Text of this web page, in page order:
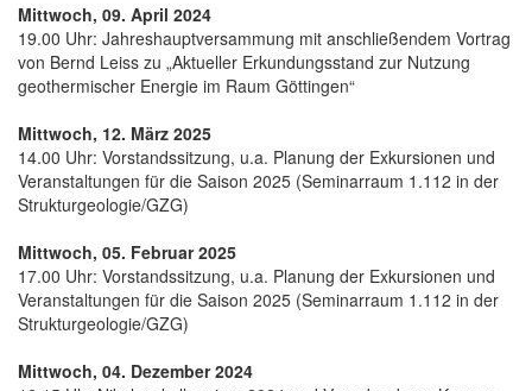
Mittwoch, 09. April 2024
19.00 Uhr: Jahreshauptversammung mit anschließendem Vortrag
von Bernd Leiss zu „Aktueller Erkundungsstand zur Nutzung
geothermischer Energie im Raum Göttingen“
Mittwoch, 12. März 2025
14.00 Uhr: Vorstandssitzung, u.a. Planung der Exkursionen und
Veranstaltungen für die Saison 2025 (Seminarraum 1.112 in der
Strukturgeologie/GZG)
Mittwoch, 05. Februar 2025
17.00 Uhr: Vorstandssitzung, u.a. Planung der Exkursionen und
Veranstaltungen für die Saison 2025 (Seminarraum 1.112 in der
Strukturgeologie/GZG)
Mittwoch, 04. Dezember 2024